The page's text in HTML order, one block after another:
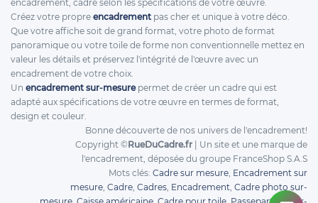
encadrement, cadre selon les spécifications de votre œuvre.
Créez votre propre encadrement pas cher et unique à votre déco.
Que votre affiche soit de grand format, votre photo de format
panoramique ou votre toile de forme non conventionnelle mettez en
valeur les détails et préservez l'intégrité de l'œuvre avec un
encadrement de votre choix.
Un encadrement sur-mesurepermet de créer un cadre qui est
adapté aux spécifications de votre œuvre en termes de format,
design et couleur.
Bonne découverte de nos univers de l'encadrement!
Copyright ©RueDuCadre.fr | Un site et une marque de
l'encadrement, déposée du groupe FranceShop S.A.S
Mots clés: Cadre sur mesure, Encadrement sur
mesure, Cadre, Cadres, Encadrement, Cadre photo sur-